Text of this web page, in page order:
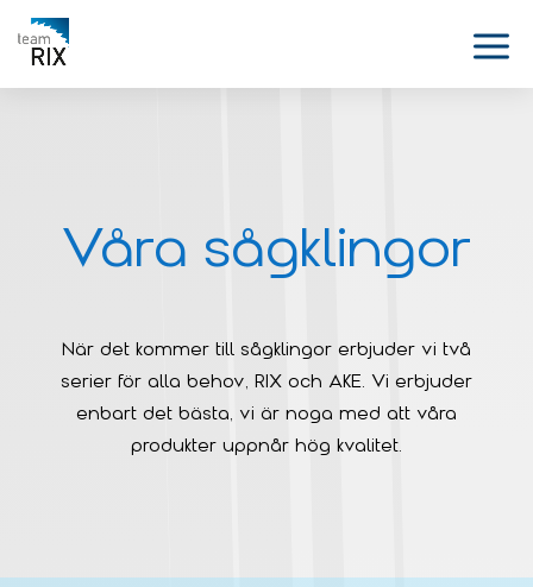
Våra sågklingor
När det kommer till sågklingor erbjuder vi två
serier för alla behov, RIX och AKE. Vi erbjuder
enbart det bästa, vi är noga med att våra
produkter uppnår hög kvalitet.